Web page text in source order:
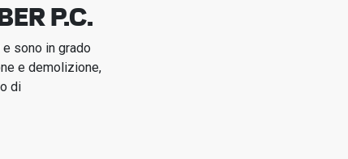
P.C.
sono in grado
e demolizione,
di